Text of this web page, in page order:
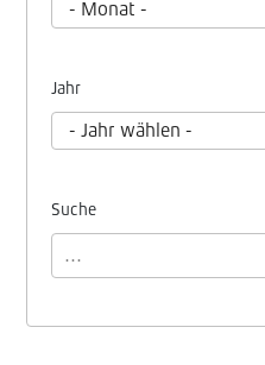
Jahr
Suche